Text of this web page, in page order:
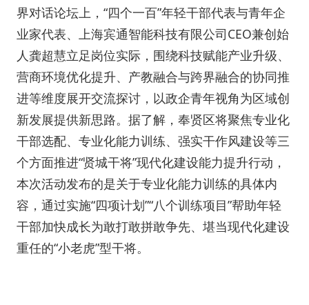
界对话论坛上，“四个一百”年轻干部代表与青年企
业家代表、上海宾通智能科技有限公司CEO兼创始
人龚超慧立足岗位实际，围绕科技赋能产业升级、
营商环境优化提升、产教融合与跨界融合的协同推
进等维度展开交流探讨，以政企青年视角为区域创
新发展提供新思路。据了解，奉贤区将聚焦专业化
干部选配、专业化能力训练、强实干作风建设等三
个方面推进“贤城干将”现代化建设能力提升行动，
本次活动发布的是关于专业化能力训练的具体内
容，通过实施“四项计划”“八个训练项目”帮助年轻
干部加快成长为敢打敢拼敢争先、堪当现代化建设
重任的“小老虎”型干将。